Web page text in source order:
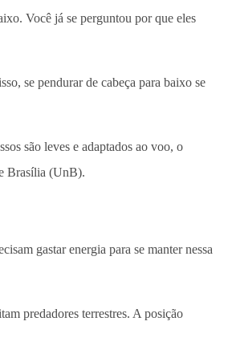
Você já se perguntou por que eles
se pendurar de cabeça para baixo se
são leves e adaptados ao voo, o
Brasília (UnB).
gastar energia para se manter nessa
predadores terrestres. A posição